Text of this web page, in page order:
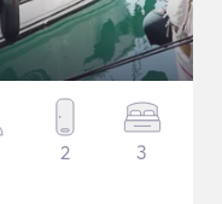
2 3